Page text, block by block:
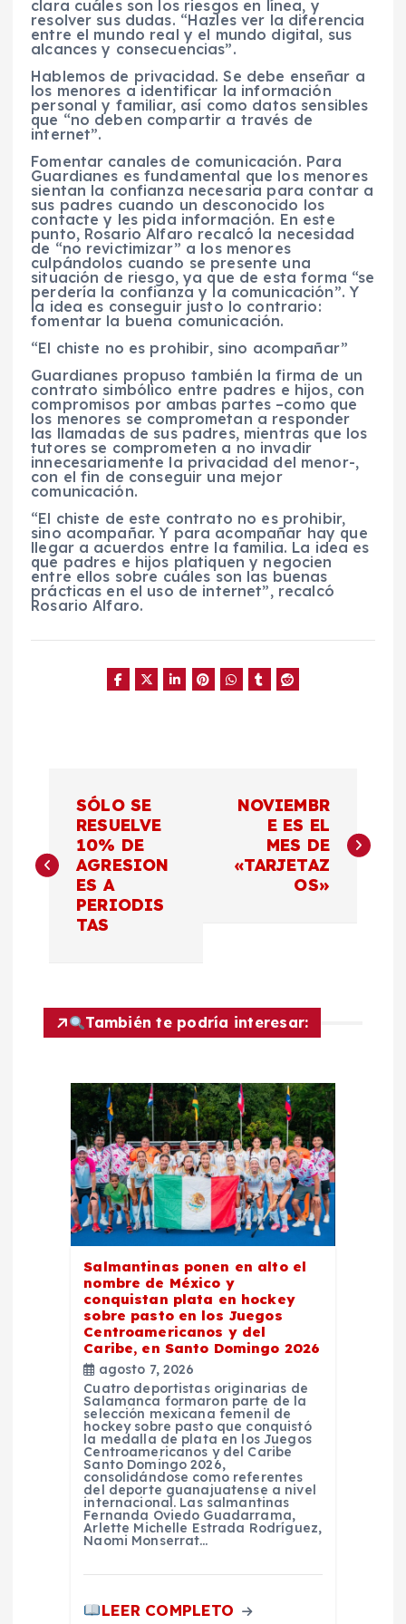
clara cuáles son los riesgos en línea, y
resolver sus dudas. “Hazles ver la diferencia
entre el mundo real y el mundo digital, sus
alcances y consecuencias”.
Hablemos de privacidad. Se debe enseñar a
los menores a identificar la información
personal y familiar, así como datos sensibles
que “no deben compartir a través de
internet”.
Fomentar canales de comunicación. Para
Guardianes es fundamental que los menores
sientan la confianza necesaria para contar a
sus padres cuando un desconocido los
contacte y les pida información. En este
punto, Rosario Alfaro recalcó la necesidad
de “no revictimizar” a los menores
culpándolos cuando se presente una
situación de riesgo, ya que de esta forma “se
perdería la confianza y la comunicación”. Y
la idea es conseguir justo lo contrario:
fomentar la buena comunicación.
“El chiste no es prohibir, sino acompañar”
Guardianes propuso también la firma de un
contrato simbólico entre padres e hijos, con
compromisos por ambas partes –como que
los menores se comprometan a responder
las llamadas de sus padres, mientras que los
tutores se comprometen a no invadir
innecesariamente la privacidad del menor-,
con el fin de conseguir una mejor
comunicación.
“El chiste de este contrato no es prohibir,
sino acompañar. Y para acompañar hay que
llegar a acuerdos entre la familia. La idea es
que padres e hijos platiquen y negocien
entre ellos sobre cuáles son las buenas
prácticas en el uso de internet”, recalcó
Rosario Alfaro.
v
a
SÓLO SE
RESUELVE
10% DE
AGRESION
ES A
PERIODIS
TAS
NOVIEMBR
E ES EL
MES DE
«TARJETAZ
OS»
También te podría interesar:
Salmantinas ponen en alto el
nombre de México y
conquistan plata en hockey
sobre pasto en los Juegos
Centroamericanos y del
Caribe, en Santo Domingo 2026
agosto 7, 2026
Cuatro deportistas originarias de
Salamanca formaron parte de la
selección mexicana femenil de
hockey sobre pasto que conquistó
la medalla de plata en los Juegos
Centroamericanos y del Caribe
Santo Domingo 2026,
consolidándose como referentes
del deporte guanajuatense a nivel
internacional. Las salmantinas
Fernanda Oviedo Guadarrama,
Arlette Michelle Estrada Rodríguez,
Naomi Monserrat…
LEER COMPLETO